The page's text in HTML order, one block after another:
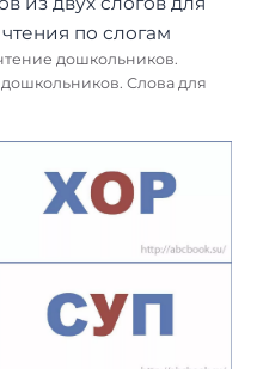
дошкольников.
Слова для